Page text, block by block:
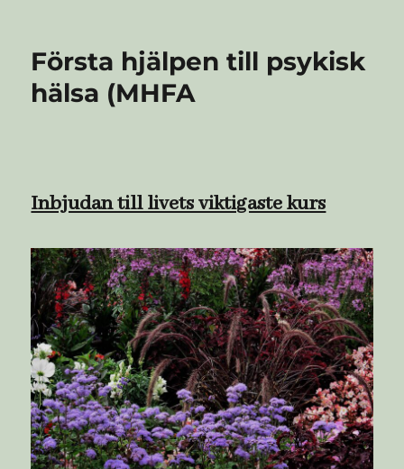
Första hjälpen till psykisk
hälsa (MHFA
Inbjudan till livets viktigaste kurs